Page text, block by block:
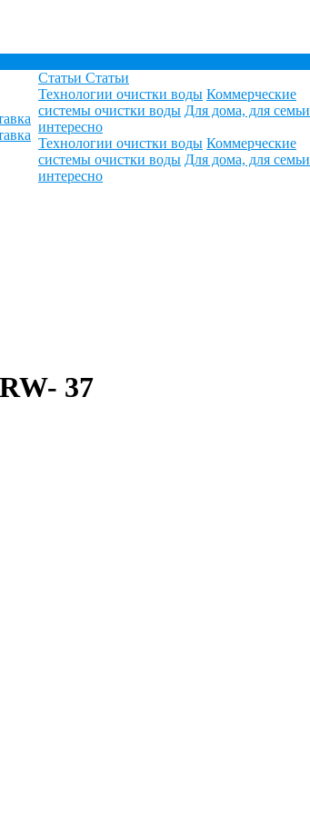
Статьи Статьи
Технологии очистки воды Коммерческие
системы очистки воды Для дома, для семьи
интересно
Технологии очистки воды Коммерческие
системы очистки воды Для дома, для семьи
интересно
37